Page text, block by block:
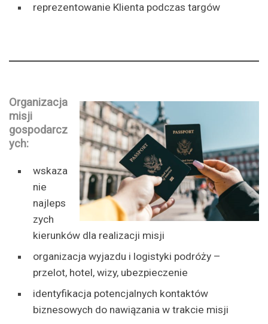
reprezentowanie Klienta podczas targów
Organizacja
misji
gospodarcz
ych:
wskaza
nie
najleps
zych
kierunków dla realizacji misji
organizacja wyjazdu i logistyki podróży –
przelot, hotel, wizy, ubezpieczenie
identyfikacja potencjalnych kontaktów
biznesowych do nawiązania w trakcie misji